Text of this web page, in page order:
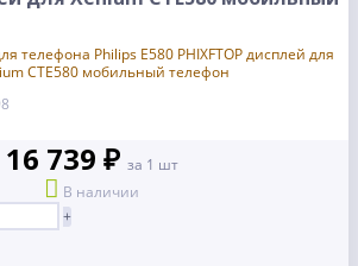
16 739 ₽ за 1 шт
В наличии
+